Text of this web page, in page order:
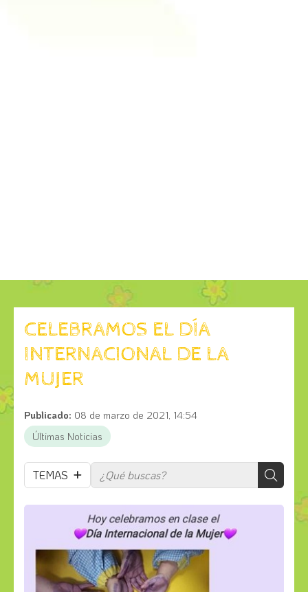
CELEBRAMOS EL DÍA
INTERNACIONAL DE LA
MUJER
Publicado: 08 de marzo de 2021, 14:54
Últimas Noticias
TEMAS